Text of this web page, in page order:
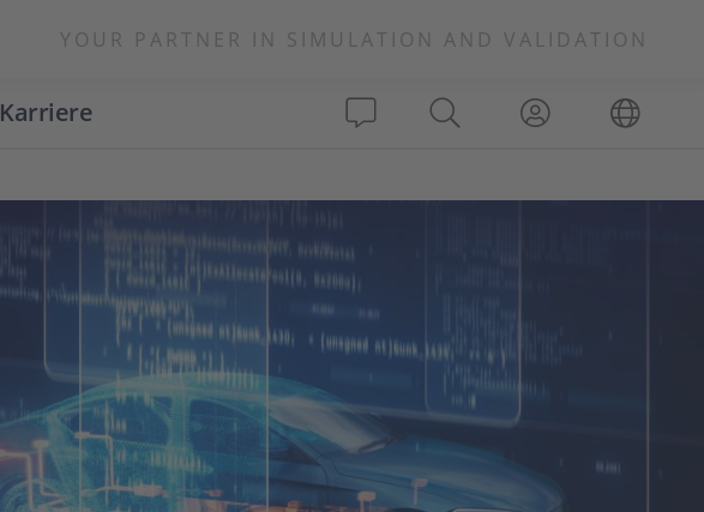
YOUR PARTNER IN SIMULATION AND VALIDATION
Karriere